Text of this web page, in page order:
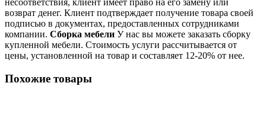
несоответствия, клиент имеет право на его замену или
возврат денег. Клиент подтверждает получение товара своей
подписью в документах, предоставленных сотрудниками
компании. Сборка мебели У нас вы можете заказать сборку
купленной мебели. Стоимость услуги рассчитывается от
цены, установленной на товар и составляет 12-20% от нее.
Похожие товары